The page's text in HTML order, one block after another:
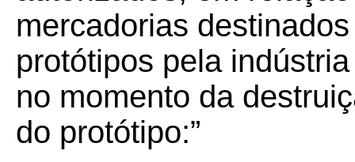
mercadorias
protótipos pela
no momento da
do protótipo:”